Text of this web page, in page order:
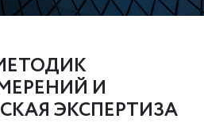
И
ЭКСПЕРТИЗА